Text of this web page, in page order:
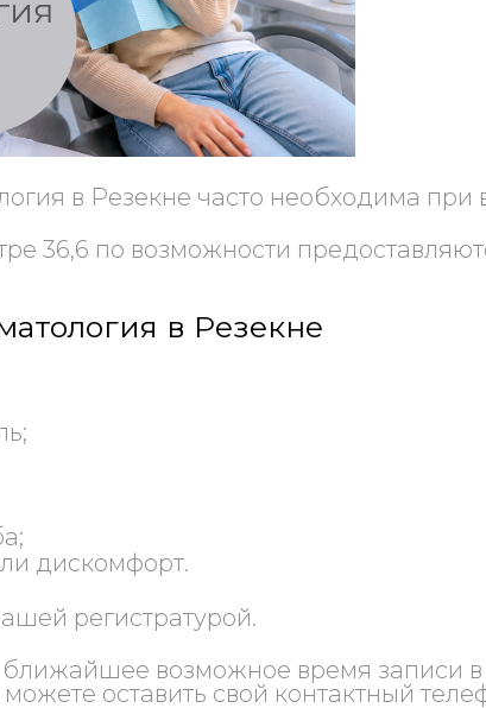
в Резекне часто необходима
36,6 по возможности
в Резекне
дискомфорт.
регистратурой.
возможное время записи
оставить свой контактный